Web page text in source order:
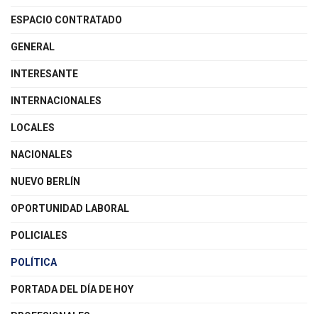
ESPACIO CONTRATADO
GENERAL
INTERESANTE
INTERNACIONALES
LOCALES
NACIONALES
NUEVO BERLÍN
OPORTUNIDAD LABORAL
POLICIALES
POLÍTICA
PORTADA DEL DÍA DE HOY